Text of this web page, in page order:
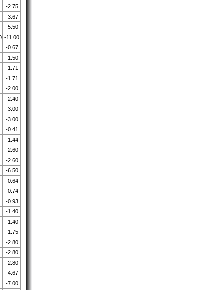
-2.75
-3.67
-5.50
-11.00
-0.67
-1.50
-1.71
-1.71
-2.00
-2.40
-3.00
-3.00
-0.41
-1.44
-2.60
-2.60
-6.50
-0.64
-0.74
-0.93
-1.40
-1.40
-1.75
-2.80
-2.80
-2.80
-4.67
-7.00